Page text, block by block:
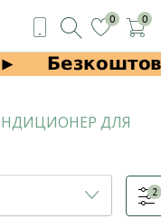
0 0
ДЛЯ
2